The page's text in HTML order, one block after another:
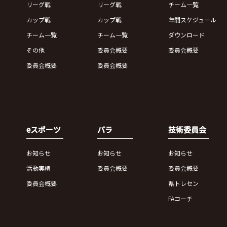
リーグ戦
カップ戦
チーム一覧
その他
委員会概要
リーグ戦
カップ戦
チーム一覧
委員会概要
委員会概要
チーム一覧
年間スケジュール
ダウンロード
委員会概要
eスポーツ
お知らせ
活動実績
委員会概要
パラ
お知らせ
委員会概要
技術委員会
お知らせ
委員会概要
県トレセン
FAコーチ